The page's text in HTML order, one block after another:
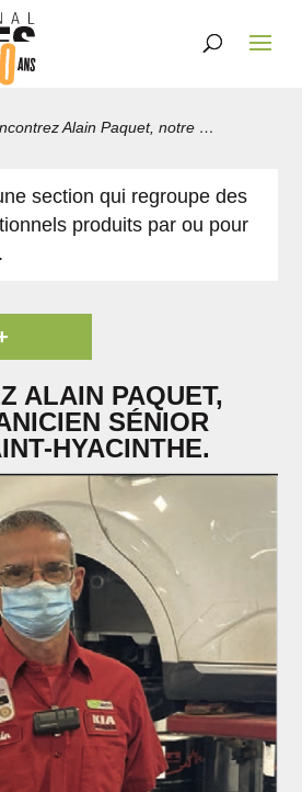
Rencontrez Alain Paquet, notre mécanicien sénior chez Kia Saint-Hyacinthe.
section qui regroupe des
produits par ou pour
ALAIN PAQUET,
SÉNIOR
HYACINTHE.